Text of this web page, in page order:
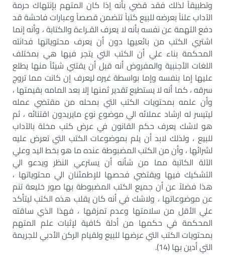
وتطبيقاً لذلك فقد قضي بأنه إذا كان المتهم بإنتهاك حرمة
الآداب علناً بعرضه للبيع كتباً تتضمن قصصاً وعبارات فاحشة قد
دفع التهمة عن نفسه بأنه لا يعرف القـراءة والكتابة ، وأنه إنما
اشتري الكتب من بائعيها دون أن يعرف محتوياتها فدانته
المحكمة بناء علي أن الكتب التي يتجر فيها هي بمختلف
اللغات الأجنبية والمفروض أنه قبل أن يقتني شيئاً منها يطلع
عليها إما بنفسه وإما بواسطة غيره ليعرف إن كانت مما تروج
سرقه ، كما أنه لا يستطيع تقدير ثمنها إلا بعد المامه بقيمتها ،
وأن علمه بمحتويات الكتب التي بمحله من مقتضي عمله
ليتيسر له ارشاد عملائه الي موضوع نوع مايريدون اقتنائه ، ثم
هو لاشك يعرف حكم القانون في عرض كتب مخلة بالآداب
للبيع ، ولذلك لابد أن يلم بموضوعات الكتب التي تعرض عليه
لشرائها ، وأن من الكتب المضبوطة عنده ما هو بخط اليد وعلي
الآلة الكاتبة مما من شأنه أن يسترعي النظر ويدعو الي
التشكيك فيها ويقتضي فحصها للإطمئنان الي محتوياتها ،
هذا فضلاً عن أن جميع الكتب المضبوطة بها صور خليعة تنم
عن موضوعاتها ، ولاشك في أنه كان يقلب هذه الكتب ليتأكد
علي الأقل من سلامتها وعدم تمزقها ، فهذا الذي ساقته
المحكمة في حكمها من أدلة كافية لإثبات علم المتهم
بمحتويات الكتب التي عرضها للبيع ولقيام الركن الأدبي للجريمة
التي أدين بها (14).